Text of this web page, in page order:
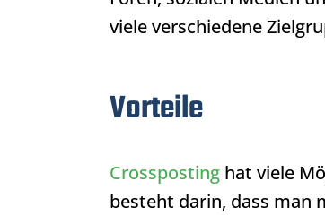
viele verschiedene
Vorteile
Crossposting hat viele
besteht darin, dass man